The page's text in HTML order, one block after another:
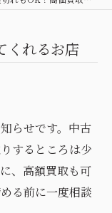
くれるお店
らせです。中古
するところは少
、高額買取も可
る前に一度相談